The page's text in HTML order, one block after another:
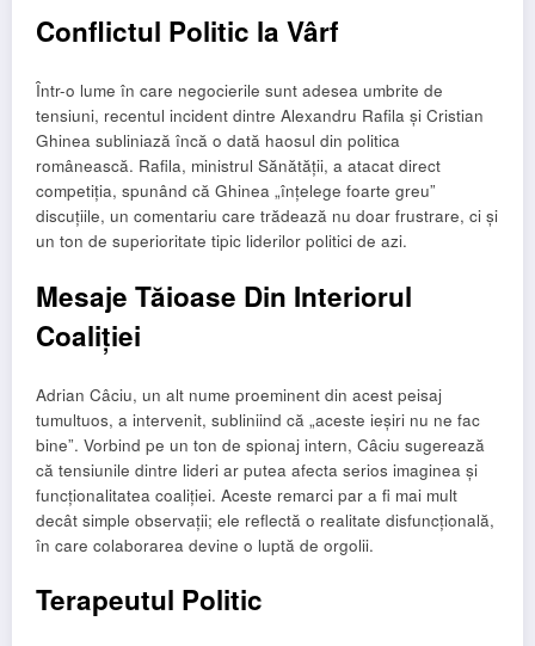
Conflictul Politic la Vârf
Într-o lume în care negocierile sunt adesea umbrite de
tensiuni, recentul incident dintre Alexandru Rafila și Cristian
Ghinea subliniază încă o dată haosul din politica
românească. Rafila, ministrul Sănătății, a atacat direct
competiția, spunând că Ghinea „înțelege foarte greu”
discuțiile, un comentariu care trădează nu doar frustrare, ci și
un ton de superioritate tipic liderilor politici de azi.
Mesaje Tăioase Din Interiorul
Coaliției
Adrian Câciu, un alt nume proeminent din acest peisaj
tumultuos, a intervenit, subliniind că „aceste ieșiri nu ne fac
bine”. Vorbind pe un ton de spionaj intern, Câciu sugerează
că tensiunile dintre lideri ar putea afecta serios imaginea și
funcționalitatea coaliției. Aceste remarci par a fi mai mult
decât simple observații; ele reflectă o realitate disfuncțională,
în care colaborarea devine o luptă de orgolii.
Terapeutul Politic